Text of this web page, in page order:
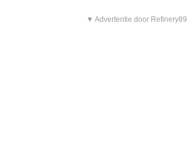
▼ Advertentie door Refinery89